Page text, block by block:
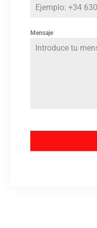
Mensaje